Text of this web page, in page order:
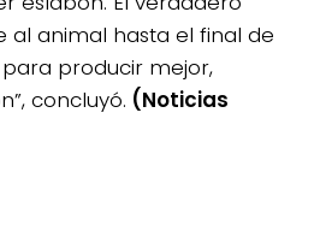
animal hasta el final de
producir mejor,
concluyó. (Noticias